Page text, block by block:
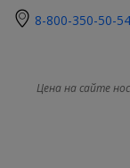
8-800-350-50-54
Цена на сайте